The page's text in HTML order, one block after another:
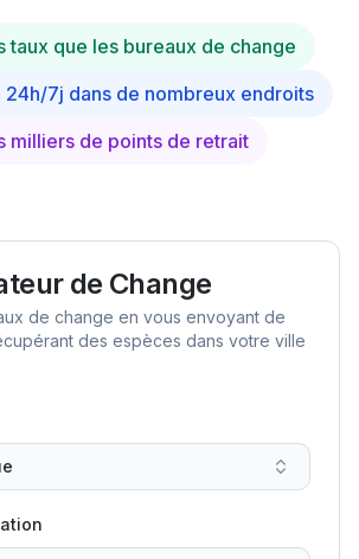
taux que les bureaux de change
24h/7j dans de nombreux endroits
milliers de points de retrait
de Change
de change en vous envoyant de
des espèces dans votre ville